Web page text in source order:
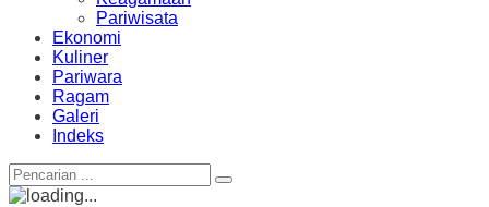
Pariwisata
Ekonomi
Kuliner
Pariwara
Ragam
Galeri
Indeks